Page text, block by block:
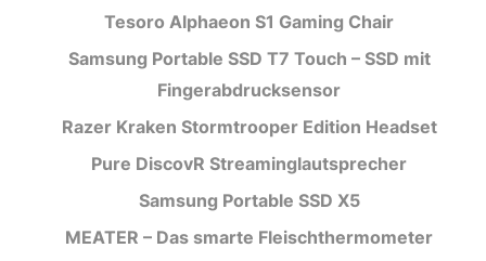
Tesoro Alphaeon S1 Gaming Chair
Samsung Portable SSD T7 Touch – SSD mit
Fingerabdrucksensor
Razer Kraken Stormtrooper Edition Headset
Pure DiscovR Streaminglautsprecher
Samsung Portable SSD X5
MEATER – Das smarte Fleischthermometer